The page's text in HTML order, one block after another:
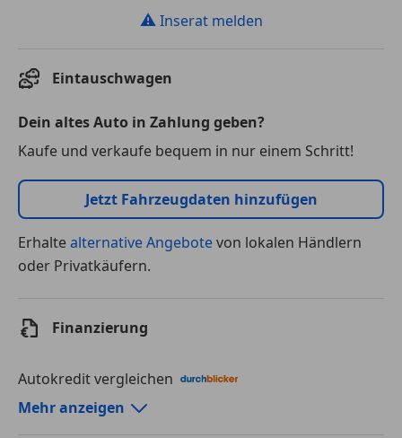
⚠ Inserat melden
Eintauschwagen
Dein altes Auto in Zahlung geben?
Kaufe und verkaufe bequem in nur einem Schritt!
Jetzt Fahrzeugdaten hinzufügen
Erhaltealternative Angebotevon lokalen Händlern
oder Privatkäufern.
Finanzierung
Autokredit vergleichen
Autokredit-Rechner von durchblicker.at
Mehr anzeigen